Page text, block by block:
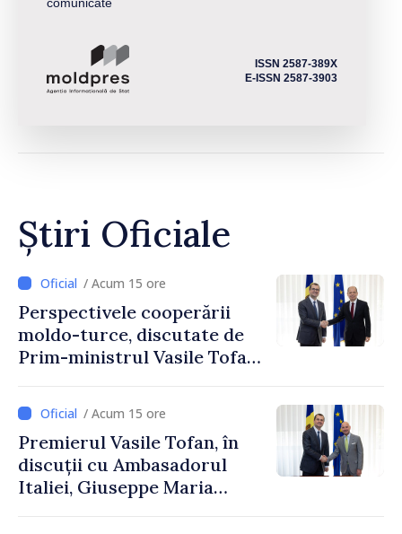
ISSN 2587-389X
E-ISSN 2587-3903
Știri Oficiale
/ Acum 15 ore
Perspectivele cooperării
moldo-turce, discutate de
Prim-ministrul Vasile Tofan
Uygar Mustafa Sertel
/ Acum 15 ore
Premierul Vasile Tofan, în
discuții cu Ambasadorul
Italiei, Giuseppe Maria